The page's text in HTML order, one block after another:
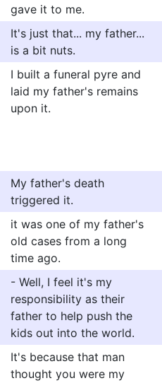
gave it to me.
It's just that... my father...
is a bit nuts.
I built a funeral pyre and
laid my father's remains
upon it.
My father's death
triggered it.
it was one of my father's
old cases from a long
time ago.
- Well, I feel it's my
responsibility as their
father to help push the
kids out into the world.
It's because that man
thought you were my